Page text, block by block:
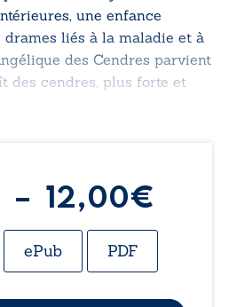
une enfance
liés à la maladie et à
des Cendres parvient
des cendres, plus forte et
– 12,00€
de
ePub PDF